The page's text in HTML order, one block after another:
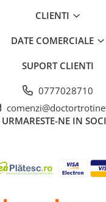
CLIENTI
DATE COMERCIALE
SUPORT CLIENTI
0777028710
URMARESTE-NE IN